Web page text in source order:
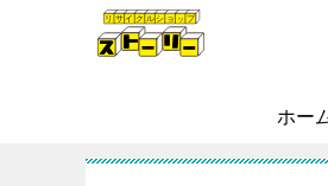
ホー